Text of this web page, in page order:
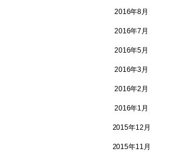
2016年8月
2016年7月
2016年5月
2016年3月
2016年2月
2016年1月
2015年12月
2015年11月